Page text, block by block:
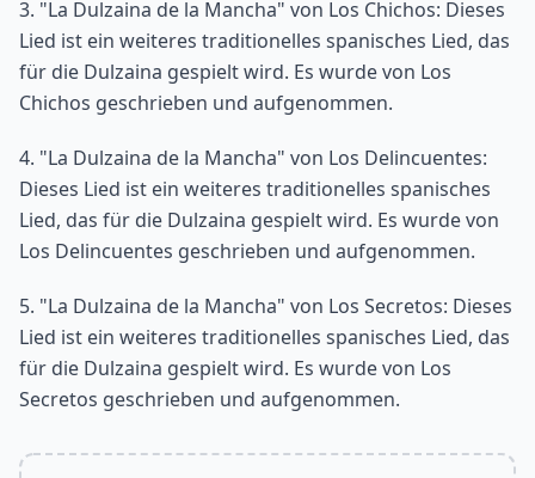
3. "La Dulzaina de la Mancha" von Los Chichos: Dieses
Lied ist ein weiteres traditionelles spanisches Lied, das
für die Dulzaina gespielt wird. Es wurde von Los
Chichos geschrieben und aufgenommen.
4. "La Dulzaina de la Mancha" von Los Delincuentes:
Dieses Lied ist ein weiteres traditionelles spanisches
Lied, das für die Dulzaina gespielt wird. Es wurde von
Los Delincuentes geschrieben und aufgenommen.
5. "La Dulzaina de la Mancha" von Los Secretos: Dieses
Lied ist ein weiteres traditionelles spanisches Lied, das
für die Dulzaina gespielt wird. Es wurde von Los
Secretos geschrieben und aufgenommen.